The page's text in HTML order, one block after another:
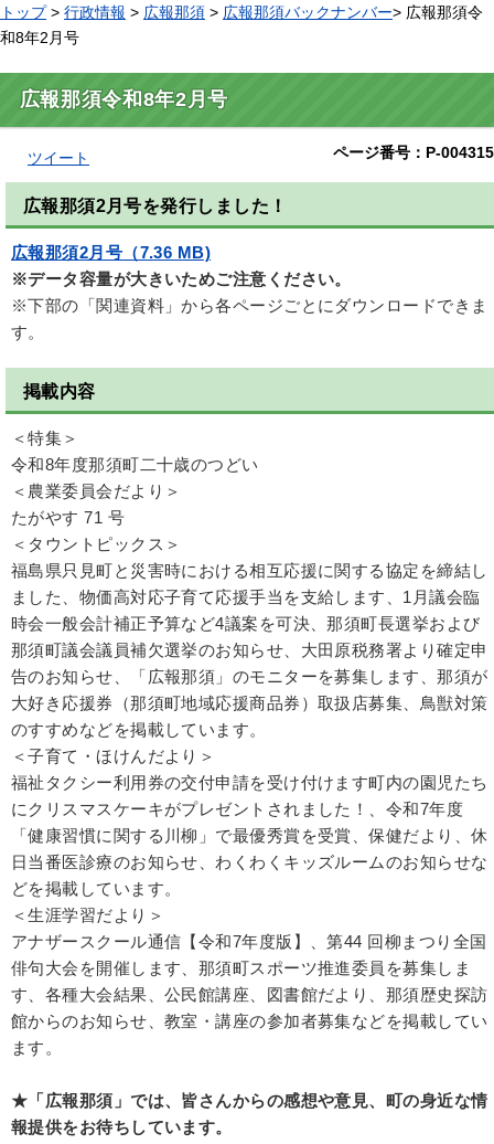
トップ> 行政情報 > 広報那須 > 広報那須バックナンバー> 広報那須令
和8年2月号
広報那須令和8年2月号
ページ番号：P-004315
ツイート
広報那須2月号を発行しました！
広報那須2月号（7.36 MB)
※データ容量が大きいためご注意ください。
※下部の「関連資料」から各ページごとにダウンロードできま
す。
掲載内容
＜特集＞
令和8年度那須町二十歳のつどい
＜農業委員会だより＞
たがやす 71 号
＜タウントピックス＞
福島県只見町と災害時における相互応援に関する協定を締結し
ました、物価高対応子育て応援手当を支給します、1月議会臨
時会一般会計補正予算など4議案を可決、那須町長選挙および
那須町議会議員補欠選挙のお知らせ、大田原税務署より確定申
告のお知らせ、「広報那須」のモニターを募集します、那須が
大好き応援券（那須町地域応援商品券）取扱店募集、鳥獣対策
のすすめなどを掲載しています。
＜子育て・ほけんだより＞
福祉タクシー利用券の交付申請を受け付けます町内の園児たち
にクリスマスケーキがプレゼントされました！、令和7年度
「健康習慣に関する川柳」で最優秀賞を受賞、保健だより、休
日当番医診療のお知らせ、わくわくキッズルームのお知らせな
どを掲載しています。
＜生涯学習だより＞
アナザースクール通信【令和7年度版】、第44 回柳まつり全国
俳句大会を開催します、那須町スポーツ推進委員を募集しま
す、各種大会結果、公民館講座、図書館だより、那須歴史探訪
館からのお知らせ、教室・講座の参加者募集などを掲載してい
ます。
★「広報那須」では、皆さんからの感想や意見、町の身近な情
報提供をお待ちしています。